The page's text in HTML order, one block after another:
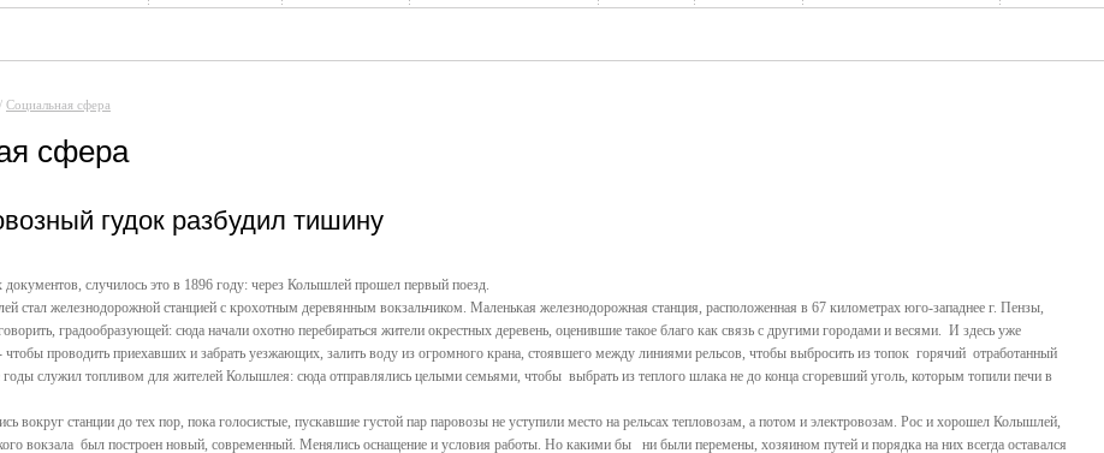
/ Социальная сфера
сфера
гудок разбудил тишину
документов, случилось это в 1896 году: через Колышлей прошел первый поезд.
стал железнодорожной станцией с крохотным деревянным вокзальчиком. Маленькая железнодорожная станция, расположенная в 67 километрах юго-западнее г. Пензы,
градообразующей: сюда начали охотно перебираться жители окрестных деревень, оценившие такое благо как связь с другими городами и весями. И здесь уже
- чтобы проводить приехавших и забрать уезжающих, залить воду из огромного крана, стоявшего между линиями рельсов, чтобы выбросить из топок горячий отработанный
служил топливом для жителей Колышлея: сюда отправлялись целыми семьями, чтобы выбрать из теплого шлака не до конца сгоревший уголь, которым топили печи в
вокруг станции до тех пор, пока голосистые, пускавшие густой пар паровозы не уступили место на рельсах тепловозам, а потом и электровозам. Рос и хорошел Колышлей,
вокзала был построен новый, современный. Менялись оснащение и условия работы. Но какими бы ни были перемены, хозяином путей и порядка на них всегда оставался